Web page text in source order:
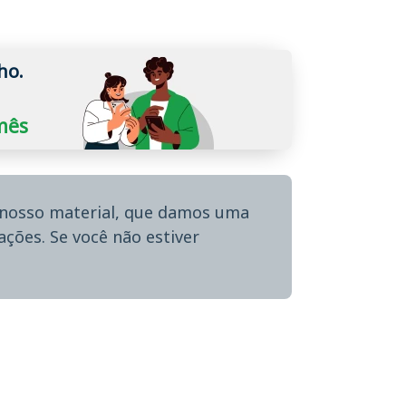
material, que damos uma
Se você não estiver